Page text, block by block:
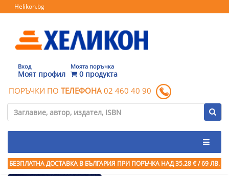
Helikon.bg
Вход
Моят профил
Моята поръчка
0 продукта
ПОРЪЧКИ ПО ТЕЛЕФОНА 02 460 40 90
БЕЗПЛАТНА ДОСТАВКА В БЪЛГАРИЯ ПРИ ПОРЪЧКА НАД 35.28 € / 69 ЛВ.